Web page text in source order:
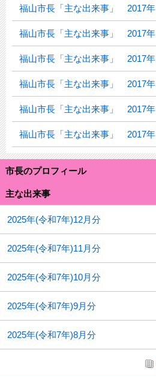
市長のプロフィール
主な出来事
2025年(令和7年)12月分
2025年(令和7年)11月分
2025年(令和7年)10月分
2025年(令和7年)9月分
2025年(令和7年)8月分